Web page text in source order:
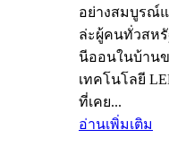
อย่างสมบูรณ์
ล่ะผู้คนทั่วสห
นีออนในบ้าน
เทคโนโลยี
ที่เคย...
อ่านเพิ่มเติม